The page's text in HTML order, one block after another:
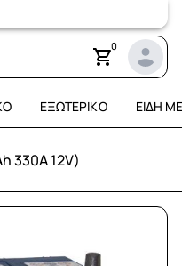
0
ΕΞΩΤΕΡΙΚΌ ΕΊΔΗ
330A 12V)